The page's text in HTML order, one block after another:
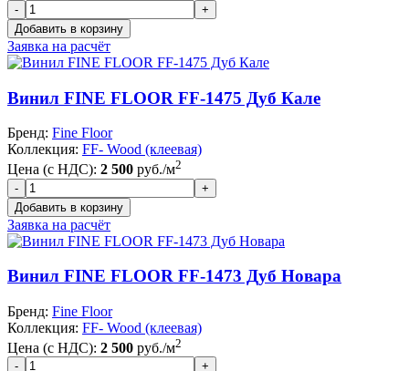
Заявка на расчёт
Винил FINE FLOOR FF-1475 Дуб Кале
Бренд: Fine Floor
Коллекция: FF- Wood (клеевая)
Цена (с НДС): 2 500 руб./м2
Заявка на расчёт
Винил FINE FLOOR FF-1473 Дуб Новара
Бренд: Fine Floor
Коллекция: FF- Wood (клеевая)
Цена (с НДС): 2 500 руб./м2